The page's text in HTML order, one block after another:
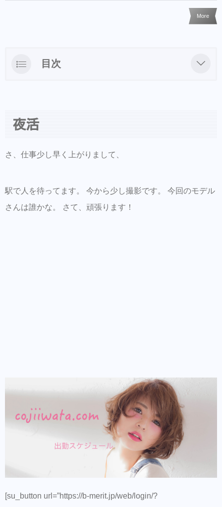
More
目次
夜活
さ、仕事少し早く上がりまして、
駅で人を待ってます。 今から少し撮影です。 今回のモデル
さんは誰かな。 さて、頑張ります！
[su_button url=”https://b-merit.jp/web/login/?